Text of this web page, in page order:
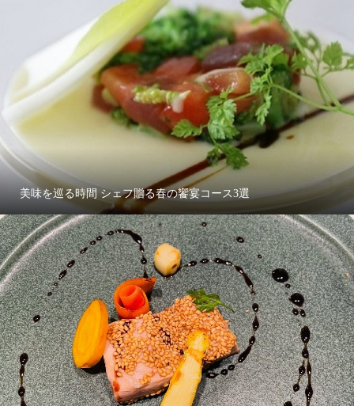
美味を巡る時間 シェフ贈る春の饗宴コース3選